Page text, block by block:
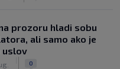
prozoru hladi sobu
ali samo ako je
uslov
0